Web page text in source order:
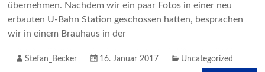
übernehmen. Nachdem wir ein paar Fotos in einer neu
erbauten U-Bahn Station geschossen hatten, besprachen
wir in einem Brauhaus in der
Stefan_Becker 16. Januar 2017 Uncategorized